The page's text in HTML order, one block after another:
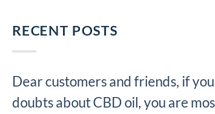
RECENT POSTS
Dear customers and friends, if
doubts about CBD oil, you are